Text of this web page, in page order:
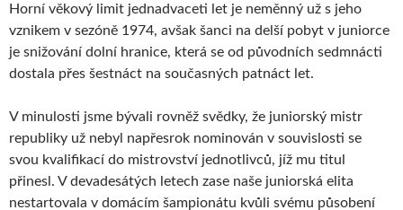
Horní věkový limit jednadvaceti let je neměnný už s jeho
vznikem v sezóně 1974, avšak šanci na delší pobyt v juniorce
je snižování dolní hranice, která se od původních sedmnácti
dostala přes šestnáct na současných patnáct let.
V minulosti jsme bývali rovněž svědky, že juniorský mistr
republiky už nebyl napřesrok nominován v souvislosti se
svou kvalifikací do mistrovství jednotlivců, jíž mu titul
přinesl. V devadesátých letech zase naše juniorská elita
nestartovala v domácím šampionátu kvůli svému působení